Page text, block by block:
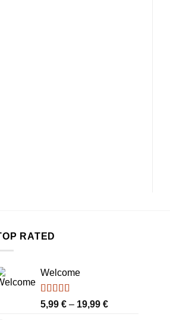
RATED
Welcome
Bewertet
mit
5,99 € – 19,99 €Preisspanne: